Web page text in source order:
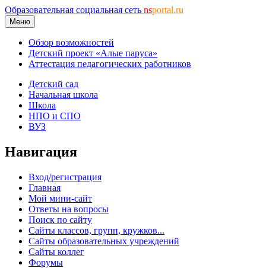
Образовательная социальная сеть nsportal.ru
Меню
Обзор возможностей
Детский проект «Алые паруса»
Аттестация педагогических работников
Детский сад
Начальная школа
Школа
НПО и СПО
ВУЗ
Навигация
Вход/регистрация
Главная
Мой мини-сайт
Ответы на вопросы
Поиск по сайту
Сайты классов, групп, кружков...
Сайты образовательных учреждений
Сайты коллег
Форумы